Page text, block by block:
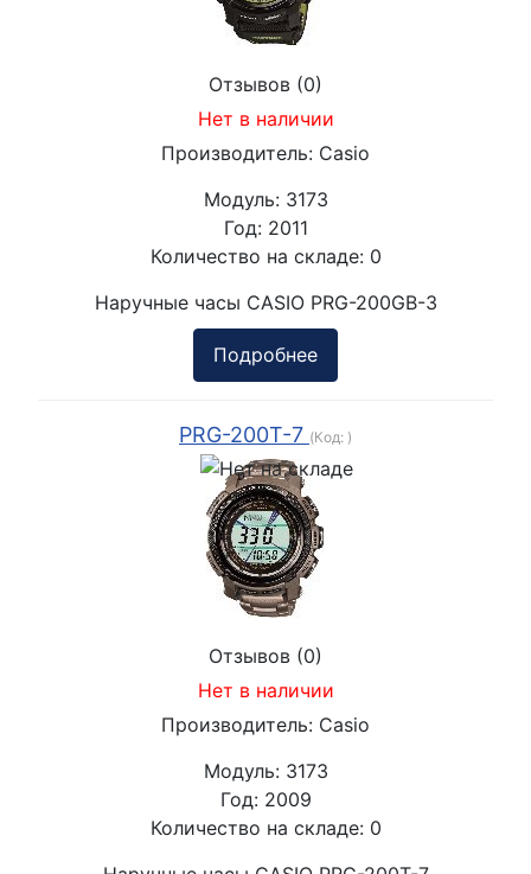
Отзывов (0)
Нет в наличии
Производитель: Casio
Модуль: 3173
Год: 2011
Количество на складе: 0
Наручные часы CASIO PRG-200GB-3
Подробнее
PRG-200T-7 (Код: )
Отзывов (0)
Нет в наличии
Производитель: Casio
Модуль: 3173
Год: 2009
Количество на складе: 0